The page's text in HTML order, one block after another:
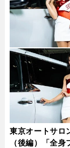
東京オートサ
（後編）「全身